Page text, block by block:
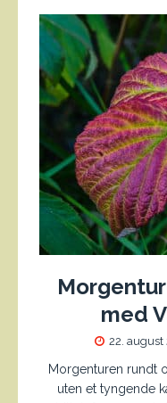
med
22. august
Morgenturen rundt
uten et tyngende